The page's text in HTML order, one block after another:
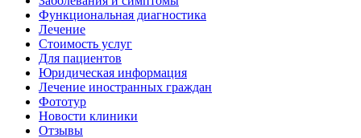
Функциональная диагностика
Лечение
Стоимость услуг
Для пациентов
Юридическая информация
Лечение иностранных граждан
Фототур
Новости клиники
Отзывы